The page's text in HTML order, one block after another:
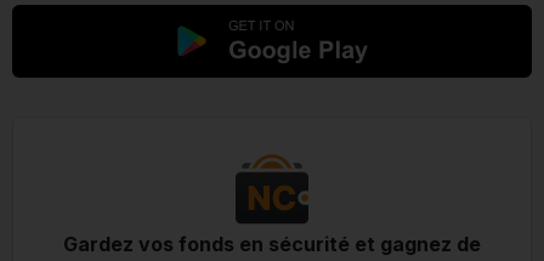
Gardez vos fonds en sécurité et gagnez de